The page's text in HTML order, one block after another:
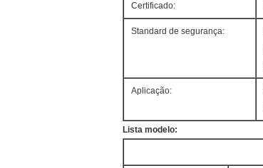
Certificado:
Standard de segurança:
Aplicação:
Lista modelo: